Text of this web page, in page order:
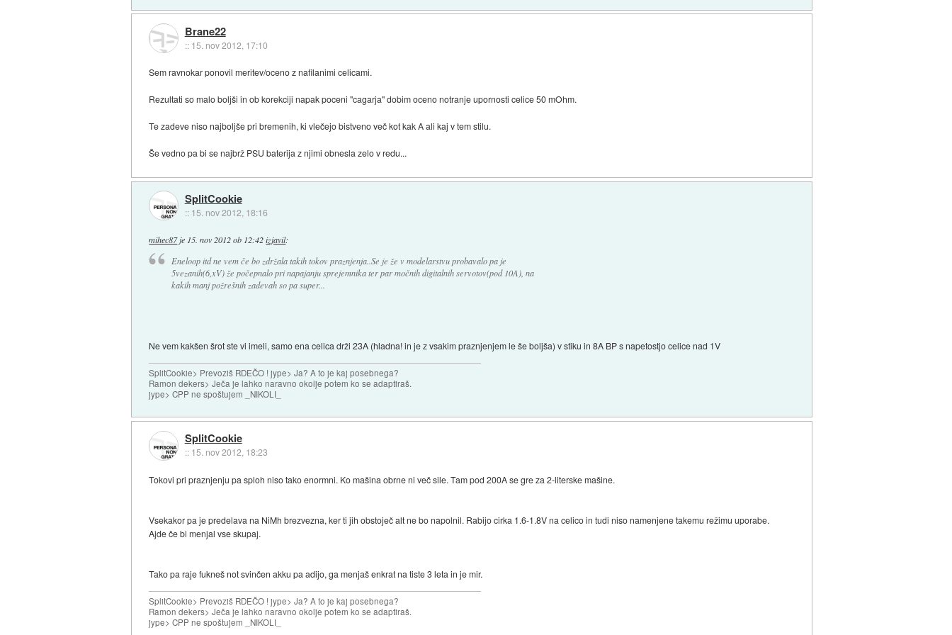
Brane22
:: 15. nov 2012, 17:10
Sem ravnokar ponovil meritev/oceno z nafilanimi celicami.
Rezultati so malo boljši in ob korekciji napak poceni "cagarja" dobim oceno notranje upornosti celice 50 mOhm.
Te zadeve niso najboljše pri bremenih, ki vlečejo bistveno več kot kak A ali kaj v tem stilu.
Še vedno pa bi se najbrž PSU baterija z njimi obnesla zelo v redu...
SplitCookie
:: 15. nov 2012, 18:16
mihec87je 15. nov 2012 ob 12:42 izjavil:
Eneloop itd ne vem če bo zdržala takih tokov praznjenja..Se je že v modelarstvu probavalo pa je
5vezanih(6,xV) že počepnalo pri napajanju sprejemnika ter par močnih digitalnih servotov(pod 10A), na
kakih manj požrešnih zadevah so pa super...
Ne vem kakšen šrot ste vi imeli, samo ena celica drži 23A (hladna! in je z vsakim praznjenjem le še boljša) v stiku in 8A BP s napetostjo celice nad 1V
SplitCookie> Prevoziš RDEČO ! jype> Ja? A to je kaj posebnega?
Ramon dekers> Ječa je lahko naravno okolje potem ko se adaptiraš.
jype> CPP ne spoštujem _NIKOLI_
SplitCookie
:: 15. nov 2012, 18:23
Tokovi pri praznjenju pa sploh niso tako enormni. Ko mašina obrne ni več sile. Tam pod 200A se gre za 2-literske mašine.
Vsekakor pa je predelava na NiMh brezvezna, ker ti jih obstoječ alt ne bo napolnil. Rabijo cirka 1.6-1.8V na celico in tudi niso namenjene takemu režimu uporabe.
Ajde če bi menjal vse skupaj.
Tako pa raje fukneš not svinčen akku pa adijo, ga menjaš enkrat na tiste 3 leta in je mir.
SplitCookie> Prevoziš RDEČO ! jype> Ja? A to je kaj posebnega?
Ramon dekers> Ječa je lahko naravno okolje potem ko se adaptiraš.
jype> CPP ne spoštujem _NIKOLI_